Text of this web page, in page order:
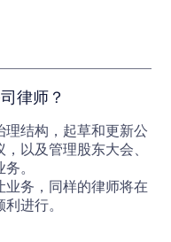
律师？
结构，起草和更新公
以及管理股东大会、
。
务，同样的律师将在
进行。